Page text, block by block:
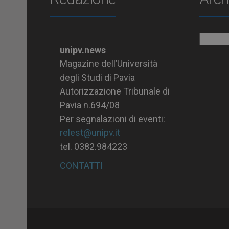
unipv.news
Magazine dell’Università
degli Studi di Pavia
Autorizzazione Tribunale di
Pavia n.694/08
Per segnalazioni di eventi:
relest@unipv.it
tel. 0382.984223
CONTATTI